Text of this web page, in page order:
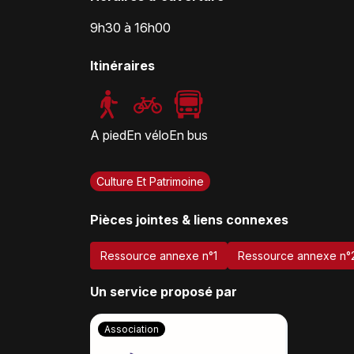
9h30 à 16h00
Itinéraires
A piedEn véloEn bus
Culture Et Patrimoine
Pièces jointes & liens connexes
Ressource annexe n°1 Ressource annexe
Un service proposé par
Association